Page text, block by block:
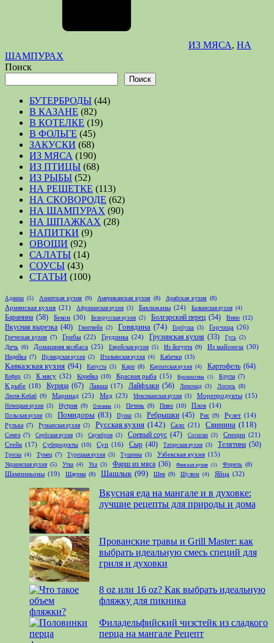
ИЗ МЯСА, НА
ШАМПУРАХ
Поиск
Поиск
БУТЕРБРОДЫ (44)
В КАЗАНЕ (82)
В КОТЕЛКЕ (19)
В ФОЛЬГЕ (45)
ЗАКУСКИ (68)
ИЗ МЯСА (190)
ИЗ ПТИЦЫ (68)
ИЗ РЫБЫ (52)
НА РЕШЕТКЕ (113)
НА СКОВОРОДЕ (62)
НА ШАМПУРАХ (90)
НА ШПАЖКАХ (28)
НАПИТКИ (9)
ОВОЩИ (92)
САЛАТЫ (14)
СОУСЫ (43)
СТАТЬИ (100)
Аджика (5) Азиатская кухня (9) Американская кухня (8) Арабская кухня (8)
Армянская кухня (21) Африканская кухня (3) Баклажаны (24) Балканская кухня (4)
Баранина (58) Бекон (30) Белорусская кухня (2) Болгарский перец (54) Вино (12)
Вкусная вырезка (40) Глинтвейн (2) Говядина (74) Горбуша (3) Горчица (26)
Греческая кухня (7) Грибы (22) Грудинка (24) Грузинская кухня (33) Гусь (2)
Дичь (6) Домашняя колбаса (25) Еврейская кухня (5) Из йогурта (9) Из майонеза (30)
Индейка (7) Ирландская кухня (2) Итальянская кухня (4) Кабачки (13)
Кавказская кухня (94) Капуста (3) Карп (8) Карпатская кухня (4) Картофель (64)
Кефир (2) К мясу (32) Корейка (10) Красная рыба (15) Крольчатина (1) Крупа (7)
К рыбе (18) Курица (67) Лаваш (17) Лайфхаки (56) Лимонад (3) Лосось (8)
Люля-Кебаб (9) Маринад (25) Мед (23) Мексиканская кухня (3) Морепродукты (15)
Немецкая кухня (3) Нутрия (9) Оленина (1) Печень (9) Пиво (10) Плов (14)
Польская кухня (3) Помидоры (83) Пунш (3) Ребрышки (45) Рис (9) Рулет (14)
Рулька (7) Румынская кухня (2) Русская кухня (142) Сало (21) Свинина (118)
Семга (7) Сербская кухня (3) Скумбрия (2) Соевый соус (47) Сосиски (3) Специи (21)
Стейк (17) Субпродукты (10) Суп (16) Сыр (40) Татарская кухня (3) Телятина (50)
Треска (4) Тунец (7) Турецкая кухня (3) Тушенка (3) Узбекская кухня (15)
Украинская кухня (5) Утка (4) Уха (3) Фарш из мяса (36) Финская кухня (1) Форель (8)
Шампиньоны (19) Шаурма (8) Шашлык (99) Шея (9) Шулюм (4) Яйца (32)
Вкусная еда на мангале и в духовке:
лучшие рецепты для природы и дома
Прованские травы и Grill Master: как
выбрать идеальную смесь специй для
гриля и духовки
8 oz или 16 oz? Как выбрать идеальную
фляжку для пикника
Филадельфийский чизстейк из сладкого
перца на мангале Рецепт